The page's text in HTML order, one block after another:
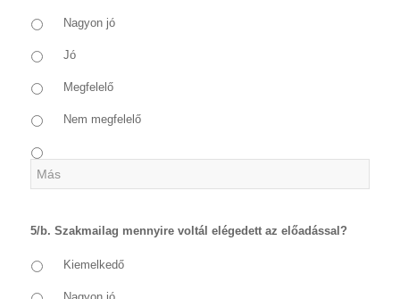
Nagyon jó
Jó
Megfelelő
Nem megfelelő
5/b. Szakmailag mennyire voltál elégedett az előadással?
Kiemelkedő